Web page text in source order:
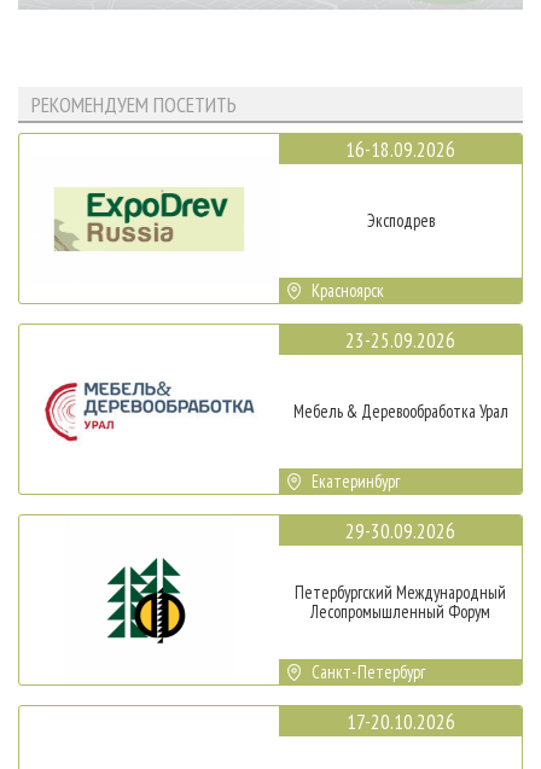
РЕКОМЕНДУЕМ ПОСЕТИТЬ
16-18.09.2026
Эксподрев
Красноярск
23-25.09.2026
Мебель & Деревообработка Урал
Екатеринбург
29-30.09.2026
Петербургский Международный
Лесопромышленный Форум
Санкт-Петербург
17-20.10.2026